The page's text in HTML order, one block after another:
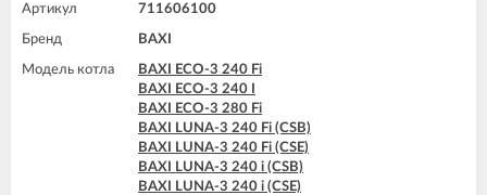
Артикул 711606100
Бренд BAXI
Модель котла
BAXI ECO-3 240 Fi
BAXI ECO-3 240 I
BAXI ECO-3 280 Fi
BAXI LUNA-3 240 Fi (CSB)
BAXI LUNA-3 240 Fi (CSE)
BAXI LUNA-3 240 i (CSB)
BAXI LUNA-3 240 i (CSE)